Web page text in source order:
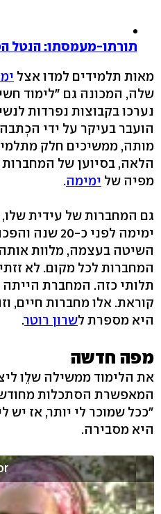
תורתו-מעמסתו: הנטל
מאות תלמידים למדו אצל
שלה, המכונה גם "לימוד
נערכו בקבוצות נפרדות
מותה, ממשיכים חלק
הלאה, בסיוען של
מפיה של ימימה.
גם המחברות של עידית
ימימה לפני כ-
השיטה בעצמה, מלוות
המחברות לכל מקום. לא
תלותי כזה. המחברת הייתה
קוראת. אלו מחברות חיים,
היא מספרת לשרון רוטר.
מפה חדשה
את הלימוד ממשילה שלֵו
המאפשרת הסתכלות
"ככל שמוכר לי יותר, אז יש
היא מסבירה.